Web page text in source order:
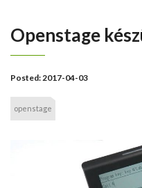
Openstage
Posted:2017-04-03
openstage